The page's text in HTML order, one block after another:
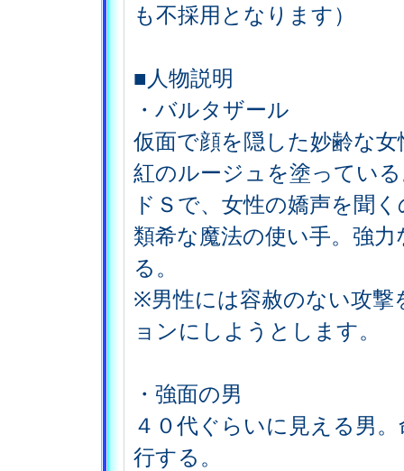
も不採用となります）
■人物説明
・バルタザール
仮面で顔を隠した妙齢な
紅のルージュを塗ってい
ドＳで、女性の嬌声を聞
類希な魔法の使い手。強
る。
※男性には容赦のない攻撃
ョンにしようとします。
・強面の男
４０代ぐらいに見える男
行する。